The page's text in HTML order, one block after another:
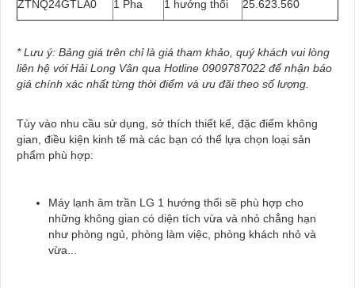
ZTNQ24GTLA0
1 Pha 1 hướng thổi 25.623.560
* Lưu ý: Bảng giá trên chỉ là giá tham khảo, quý khách vui lòng
liên hệ với Hải Long Vân qua Hotline 0909787022 để nhận báo
giá chính xác nhất từng thời điểm và ưu đãi theo số lượng.
Tùy vào nhu cầu sử dụng, sở thích thiết kế, đặc điểm không
gian, điều kiện kinh tế mà các bạn có thể lựa chọn loại sản
phẩm phù hợp:
Máy lạnh âm trần LG 1 hướng thổi sẽ phù hợp cho
những không gian có diện tích vừa và nhỏ chẳng hạn
như phòng ngủ, phòng làm việc, phòng khách nhỏ và
vừa...